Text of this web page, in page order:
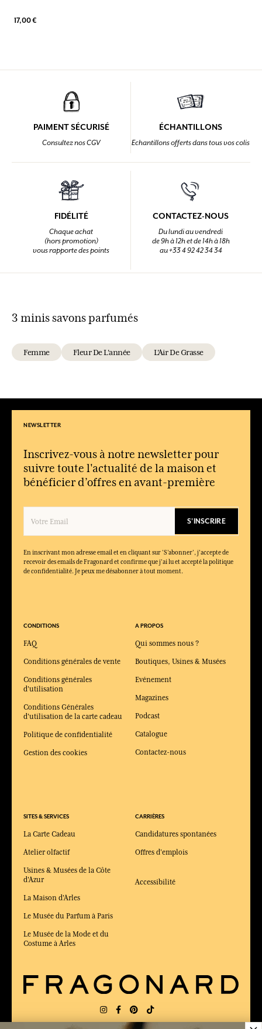
17,00 €
PAIMENT SÉCURISÉ
Consultez nos CGV
ÉCHANTILLONS
Echantillons offerts dans tous vos colis
FIDÉLITÉ
Chaque achat
(hors promotion)
vous rapporte des points
CONTACTEZ-NOUS
Du lundi au vendredi
de 9h à 12h et de 14h à 18h
au +33 4 92 42 34 34
3 minis savons parfumés
Femme Fleur De L'année L'Air De Grasse
NEWSLETTER
Inscrivez-vous à notre newsletter pour
suivre toute l'actualité de la maison et
bénéficier d’offres en avant-première
S'INSCRIRE
En inscrivant mon adresse email et en cliquant sur ‘S’abonner’, j'accepte de
recevoir des emails de Fragonard et confirme que j'ai lu et accepté la politique
de confidentialité. Je peux me désabonner à tout moment.
CONDITIONS
FAQ
Conditions générales de vente
Conditions générales
d'utilisation
Conditions Générales
d'utilisation de la carte cadeau
Politique de confidentialité
Gestion des cookies
SITES & SERVICES
La Carte Cadeau
Atelier olfactif
Usines & Musées de la Côte
d'Azur
La Maison d'Arles
Le Musée du Parfum à Paris
Le Musée de la Mode et du
Costume à Arles
A PROPOS
Qui sommes nous ?
Boutiques, Usines & Musées
Evénement
Magazines
Podcast
Catalogue
Contactez-nous
CARRIÈRES
Candidatures spontanées
Offres d'emplois
Accessibilité